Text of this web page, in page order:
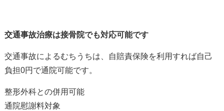
交通事故治療は接骨院でも対応可能です
交通事故によるむちうちは、自賠責保険を利用すれば自己
負担0円で通院可能です。
整形外科との併用可能
通院慰謝料対象